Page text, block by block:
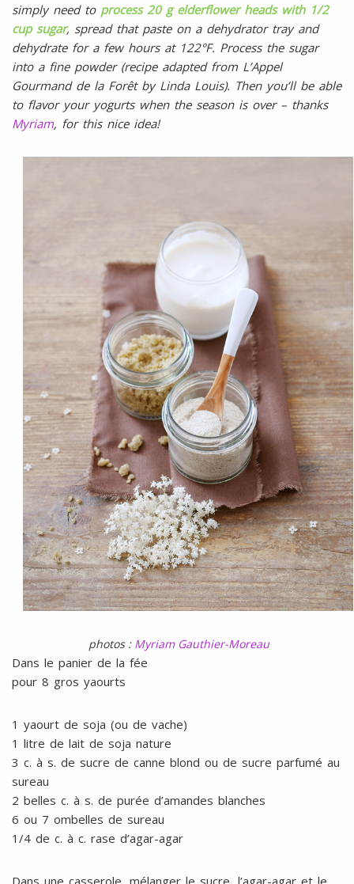
simply need to process 20 g elderflower heads with 1/2
cup sugar, spread that paste on a dehydrator tray and
dehydrate for a few hours at 122°F. Process the sugar
into a fine powder (recipe adapted from L’Appel
Gourmand de la Forêt by Linda Louis). Then you’ll be able
to flavor your yogurts when the season is over – thanks
Myriam, for this nice idea!
photos : Myriam Gauthier-Moreau
Dans le panier de la fée
pour 8 gros yaourts
1 yaourt de soja (ou de vache)
1 litre de lait de soja nature
3 c. à s. de sucre de canne blond ou de sucre parfumé au
sureau
2 belles c. à s. de purée d’amandes blanches
6 ou 7 ombelles de sureau
1/4 de c. à c. rase d’agar-agar